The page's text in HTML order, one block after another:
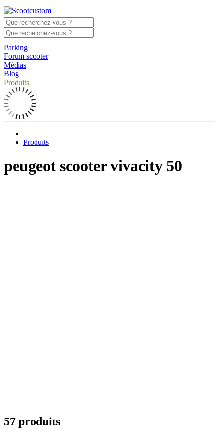
Parking
Forum scooter
Médias
Blog
Produits
Produits
peugeot scooter vivacity 50
57 produits